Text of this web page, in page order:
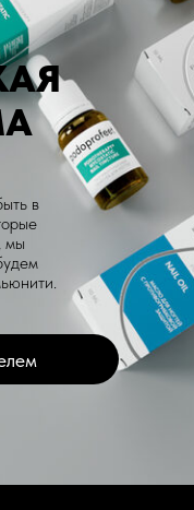
в
мы